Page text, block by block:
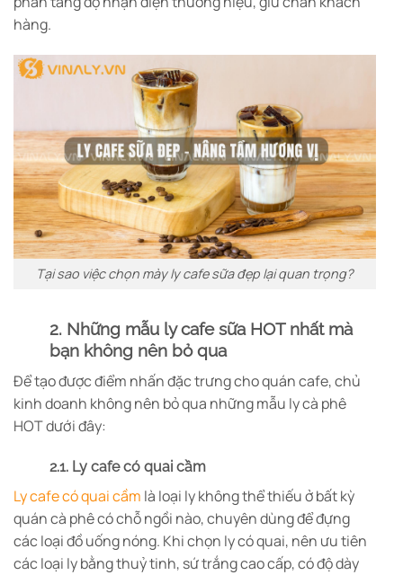
hàng.
Tại sao việc chọn mày ly cafe sữa đẹp lại quan trọng?
2. Những mẫu ly cafe sữa HOT nhất mà
bạn không nên bỏ qua
Để tạo được điểm nhấn đặc trưng cho quán cafe, chủ
kinh doanh không nên bỏ qua những mẫu ly cà phê
HOT dưới đây:
2.1. Ly cafe có quai cầm
Ly cafe có quai cầm là loại ly không thể thiếu ở bất kỳ
quán cà phê có chỗ ngồi nào, chuyên dùng để đựng
các loại đồ uống nóng. Khi chọn ly có quai, nên ưu tiên
các loại ly bằng thuỷ tinh, sứ trắng cao cấp, có độ dày